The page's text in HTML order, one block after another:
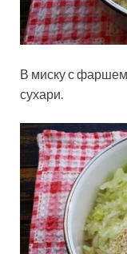
В миску с
сухари.